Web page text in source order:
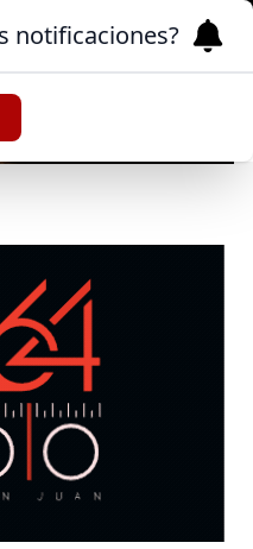
notificaciones?